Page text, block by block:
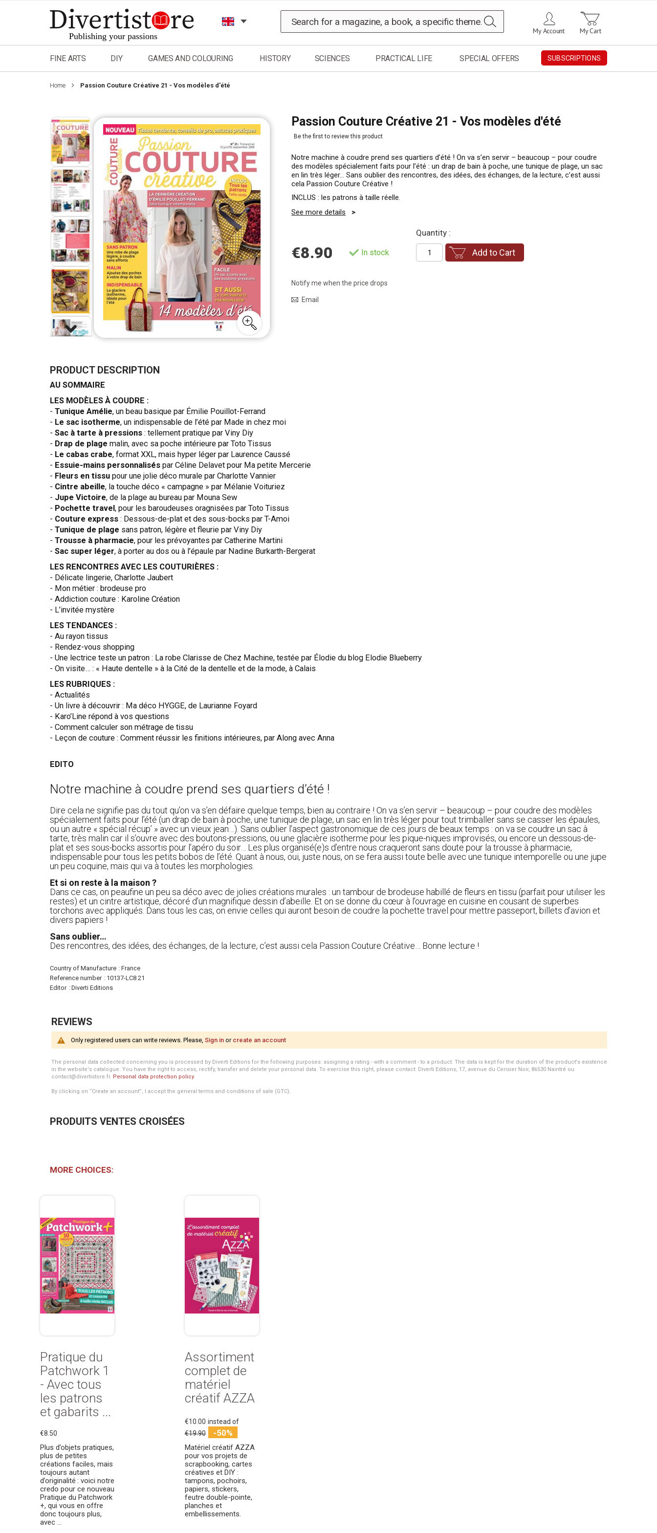
to
Content
My Cart
My Account
FINE ARTS DIY GAMES AND COLOURING HISTORY SCIENCES PRACTICAL LIFE SPECIAL OFFERS SUBSCRIPTIONS
Home Passion Couture Créative 21 - Vos modèles d'été
Skip
to
the
end
of
the
images
gallery
the
of
the
images
Passion Couture Créative 21 - Vos modèles d'été
Be the first to review this product
Notre machine à coudre prend ses quartiers d’été ! On va s’en servir – beaucoup – pour coudre
des modèles spécialement faits pour l’été : un drap de bain à poche, une tunique de plage, un sac
en lin très léger... Sans oublier des rencontres, des idées, des échanges, de la lecture, c’est aussi
cela Passion Couture Créative !
INCLUS : les patrons à taille réelle.
See more details
€8.90 In stock
Quantity :
Add to Cart
Notify me when the price drops
Email
PRODUCT DESCRIPTION
AU SOMMAIRE
LES MODÈLES À COUDRE :
- Tunique Amélie, un beau basique par Émilie Pouillot-Ferrand
- Le sac isotherme, un indispensable de l’été par Made in chez moi
- Sac à tarte à pressions : tellement pratique par Viny Diy
- Drap de plage malin, avec sa poche intérieure par Toto Tissus
- Le cabas crabe, format XXL, mais hyper léger par Laurence Caussé
- Essuie-mains personnalisés par Céline Delavet pour Ma petite Mercerie
- Fleurs en tissu pour une jolie déco murale par Charlotte Vannier
- Cintre abeille, la touche déco « campagne » par Mélanie Voituriez
- Jupe Victoire, de la plage au bureau par Mouna Sew
- Pochette travel, pour les baroudeuses oragnisées par Toto Tissus
- Couture express : Dessous-de-plat et des sous-bocks par T-Amoi
- Tunique de plage sans patron, légère et fleurie par Viny Diy
- Trousse à pharmacie, pour les prévoyantes par Catherine Martini
- Sac super léger, à porter au dos ou à l’épaule par Nadine Burkarth-Bergerat
LES RENCONTRES AVEC LES COUTURIÈRES :
- Délicate lingerie, Charlotte Jaubert
- Mon métier : brodeuse pro
- Addiction couture : Karoline Création
- L’invitée mystère
LES TENDANCES :
- Au rayon tissus
- Rendez-vous shopping
- Une lectrice teste un patron : La robe Clarisse de Chez Machine, testée par Élodie du blog Elodie Blueberry
- On visite… : « Haute dentelle » à la Cité de la dentelle et de la mode, à Calais
LES RUBRIQUES :
- Actualités
- Un livre à découvrir : Ma déco HYGGE, de Laurianne Foyard
- Karo’Line répond à vos questions
- Comment calculer son métrage de tissu
- Leçon de couture : Comment réussir les finitions intérieures, par Along avec Anna
EDITO
Notre machine à coudre prend ses quartiers d’été !
Dire cela ne signifie pas du tout qu’on va s’en défaire quelque temps, bien au contraire ! On va s’en servir – beaucoup – pour coudre des modèles
spécialement faits pour l’été (un drap de bain à poche, une tunique de plage, un sac en lin très léger pour tout trimballer sans se casser les épaules,
ou un autre « spécial récup’ » avec un vieux jean…). Sans oublier l’aspect gastronomique de ces jours de beaux temps : on va se coudre un sac à
tarte, très malin car il s’ouvre avec des boutons-pressions, ou une glacière isotherme pour les pique-niques improvisés, ou encore un dessous-de-
plat et ses sous-bocks assortis pour l’apéro du soir… Les plus organisé(e)s d’entre nous craqueront sans doute pour la trousse à pharmacie,
indispensable pour tous les petits bobos de l’été. Quant à nous, oui, juste nous, on se fera aussi toute belle avec une tunique intemporelle ou une jupe
un peu coquine, mais qui va à toutes les morphologies.
Et si on reste à la maison ?
Dans ce cas, on peaufine un peu sa déco avec de jolies créations murales : un tambour de brodeuse habillé de fleurs en tissu (parfait pour utiliser les
restes) et un cintre artistique, décoré d’un magnifique dessin d’abeille. Et on se donne du cœur à l’ouvrage en cuisine en cousant de superbes
torchons avec appliqués. Dans tous les cas, on envie celles qui auront besoin de coudre la pochette travel pour mettre passeport, billets d’avion et
divers papiers !
Sans oublier…
Des rencontres, des idées, des échanges, de la lecture, c’est aussi cela Passion Couture Créative… Bonne lecture !
More
Information
Country of Manufacture
France
Reference number
10137-LC8 21
Editor
Diverti Editions
REVIEWS
Only registered users can write reviews. Please, Sign in or create an account
The personal data collected concerning you is processed by Diverti Editions for the following purposes: assigning a rating - with a comment - to a product. The data is kept for the duration of the product's existence
in the website's catalogue. You have the right to access, rectify, transfer and delete your personal data. To exercise this right, please contact: Diverti Editions, 17, avenue du Cerisier Noir, 86530 Naintré ou
contact@divertistore.fr. Personal data protection policy.
By clicking on “Create an account”, I accept the general terms and conditions of sale (GTC).
PRODUITS VENTES CROISÉES
MORE CHOICES:
Pratique du
Patchwork 1
- Avec tous
les patrons
et gabarits ...
€8.50
Plus d’objets pratiques,
plus de petites
créations faciles, mais
toujours autant
d’originalité : voici notre
credo pour ce nouveau
Pratique du Patchwork
+, qui vous en offre
donc toujours plus,
avec ...
Assortiment
complet de
matériel
créatif AZZA
€10.00 instead of
€19.90
-50%
Matériel créatif AZZA
pour vos projets de
scrapbooking, cartes
créatives et DIY :
tampons, pochoirs,
papiers, stickers,
feutre double-pointe,
planches et
embellissements.